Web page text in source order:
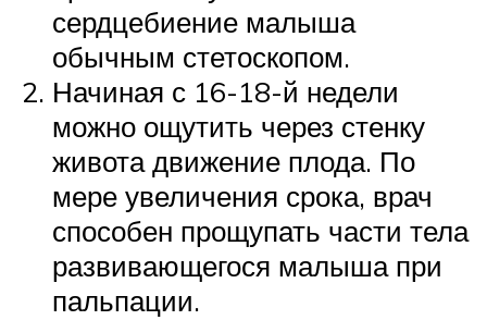
сердцебиение малыша
обычным стетоскопом.
Начиная с 16-18-й недели
можно ощутить через стенку
живота движение плода. По
мере увеличения срока, врач
способен прощупать части тела
развивающегося малыша при
пальпации.